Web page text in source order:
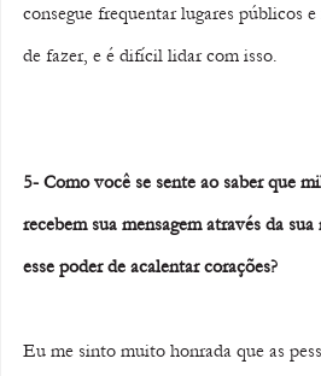
consegue frequentar lugares públicos
de fazer, e é difícil lidar com isso.
5- Como você se sente ao saber que
recebem sua mensagem através da
esse poder de acalentar corações?
Eu me sinto muito honrada que as